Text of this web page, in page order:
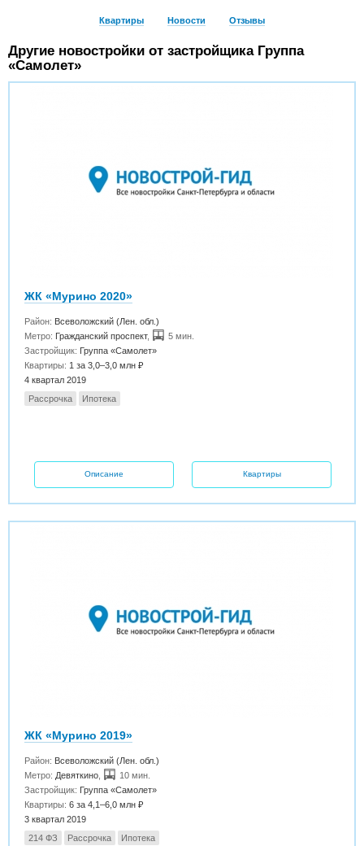
Квартиры Новости Отзывы
Другие новостройки от застройщика Группа
«Самолет»
ЖК «Мурино 2020»
Район: Всеволожский (Лен. обл.)
Метро: Гражданский проспект,
5 мин.
Застройщик: Группа «Самолет»
Квартиры: 1 за 3,0–3,0 млн ₽
4 квартал 2019
Рассрочка
Ипотека
Описание Квартиры
ЖК «Мурино 2019»
Район: Всеволожский (Лен. обл.)
Метро: Девяткино
10 мин.
Застройщик: Группа «Самолет»
Квартиры:6 за 4,1–6,0 млн ₽
3 квартал 2019
214 ФЗ
Рассрочка Ипотека